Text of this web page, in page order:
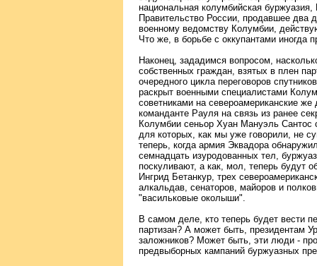
национальная колумбийская
Правительство России, продавшее два
военному ведомству Колумбии,
Что же, в борьбе с оккупантами иногда
Наконец, зададимся вопросом,
собственных граждан, взятых в плен
очередного цикла переговоров
раскрыт военными специалистами
советниками на североамериканские
команданте Рауля на связь из ранее
Колумбии сеньор Хуан Мануэль
для которых, как мы уже говорили, не
теперь, когда армия Эквадора
семнадцать изуродованных тел,
поскуливают, а как, мол, теперь будут
Ингрид Бетанкур, трех
алкальдав, сенаторов, майоров и
"васильковые околыши".
В самом деле, кто теперь будет вести
партизан? А может быть, президентам
заложников? Может быть, эти люди -
предвыборных кампаний буржуазных